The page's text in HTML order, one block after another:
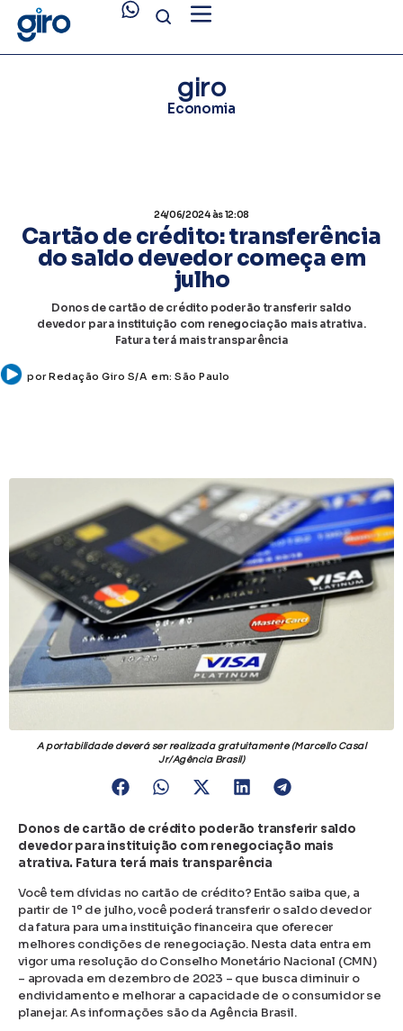
giro
Economia
24/06/2024às 12:08
Cartão de crédito: transferência
do saldo devedor começa em
julho
Donos de cartão de crédito poderão transferir saldo
devedor para instituição com renegociação mais atrativa.
Fatura terá mais transparência
porRedação Giro S/A em: São Paulo
A portabilidade deverá ser realizada gratuitamente (Marcello Casal
Jr/Agência Brasil)
Donos de cartão de crédito poderão transferir saldo
devedor para instituição com renegociação mais
atrativa. Fatura terá mais transparência
Você tem dívidas no cartão de crédito? Então saiba que, a
partir de 1º de julho, você poderá transferir o saldo devedor
da fatura para uma instituição financeira que oferecer
melhores condições de renegociação. Nesta data entra em
vigor uma resolução do Conselho Monetário Nacional (CMN)
– aprovada em dezembro de 2023 – que busca diminuir o
endividamento e melhorar a capacidade de o consumidor se
planejar. As informações são da Agência Brasil.